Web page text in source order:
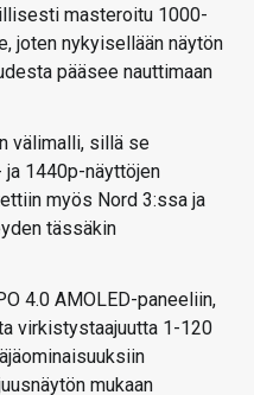
masteroitu 1000-
joten nykyisellään näytön
pääsee nauttimaan
välimalli, sillä se
1440p-näyttöjen
myös Nord 3:ssa ja
tässäkin
4.0 AMOLED-paneeliin,
virkistystaajuutta 1-120
mukaan